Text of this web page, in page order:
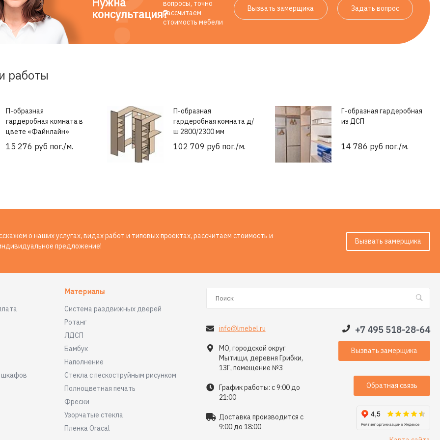
консультация?
вопросы, точно
рассчитаем
стоимость мебели
Вызвать замерщика Задать вопрос
работы
П-образная
гардеробная комната в
цвете «Файнлайн»
15 276 руб пог./м.
П-образная
гардеробная комната д/
ш 2800/2300 мм
102 709 руб пог./м.
Г-образная гардеробная
из ДСП
14 786 руб пог./м.
о наших услугах, видах работ и типовых проектах, рассчитаем стоимость и
предложение!
Вызвать замерщика
шкафов
Материалы
Система раздвижных дверей
Ротанг
ЛДСП
Бамбук
Наполнение
Стекла с пескоструйным рисунком
Полноцветная печать
Фрески
Узорчатые стекла
Пленка Oracal
info@lmebel.ru
МО, городской округ
Мытищи, деревня Грибки,
13Г, помещение №3
График работы: с 9:00 до
21:00
Доставка производится с
9:00 до 18:00
+7 495 518-28-64
Вызвать замерщика
Обратная связь